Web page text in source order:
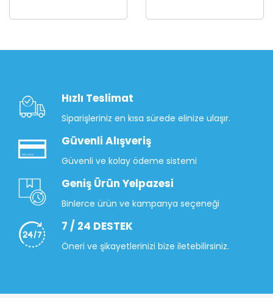
Hızlı Teslimat
Siparişleriniz en kısa sürede elinize ulaşır.
Güvenli Alışveriş
Güvenli ve kolay ödeme sistemi
Geniş Ürün Yelpazesi
Binlerce ürün ve kampanya seçeneği
7 / 24 DESTEK
Öneri ve şikayetlerinizi bize iletebilirsiniz.